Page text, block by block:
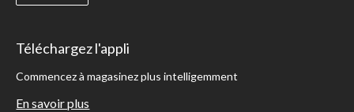
Téléchargez l'appli
Commencez à magasinez plus intelligemment
En savoir plus